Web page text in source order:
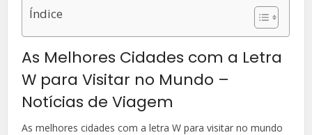
Índice
As Melhores Cidades com a Letra
W para Visitar no Mundo –
Notícias de Viagem
As melhores cidades com a letra W para visitar no mundo